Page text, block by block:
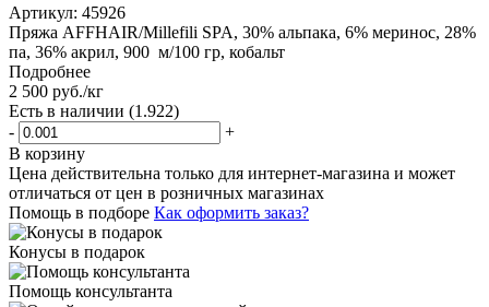
Артикул: 45926
Пряжа AFFHAIR/Millefili SPA, 30% альпака, 6% меринос, 28%
па, 36% акрил, 900 м/100 гр, кобальт
Подробнее
2 500 руб./кг
Есть в наличии (1.922)
-
+
В корзину
Цена действительна только для интернет-магазина и может
отличаться от цен в розничных магазинах
Помощь в подборе Как оформить заказ?
Конусы в подарок
Помощь консультанта